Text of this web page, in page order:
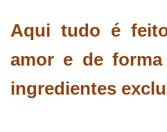
Aqui tudo é
amor e de forma
ingredientes